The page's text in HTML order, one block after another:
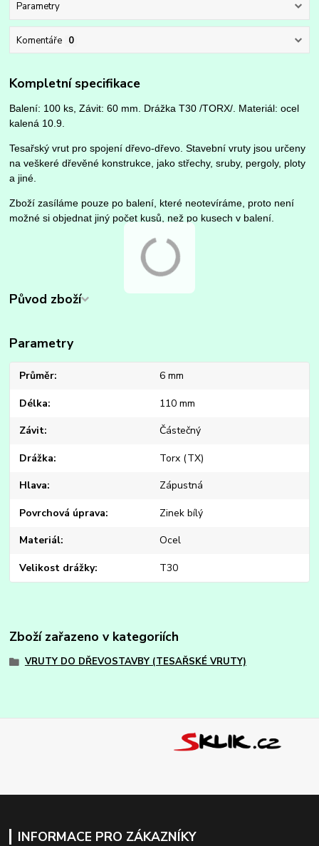
Parametry
Komentáře 0
Kompletní specifikace
Balení: 100 ks, Závit: 60 mm. Drážka T30 /TORX/. Materiál: ocel
kalená 10.9.
Tesařský vrut pro spojení dřevo-dřevo. Stavební vruty jsou určeny
na veškeré dřevěné konstrukce, jako střechy, sruby, pergoly, ploty
a jiné.
Zboží zasíláme pouze po balení, které neotevíráme, proto není
možné si objednat jiný počet kusů, než po kusech v balení.
Původ zboží
Parametry
Průměr 6 mm
Délka 110 mm
Závit Částečný
Drážka Torx (TX)
Hlava Zápustná
Povrchová úprava Zinek bílý
Materiál Ocel
Velikost drážky T30
Zboží zařazeno v kategoriích
VRUTY DO DŘEVOSTAVBY (TESAŘSKÉ VRUTY)
INFORMACE PRO ZÁKAZNÍKY